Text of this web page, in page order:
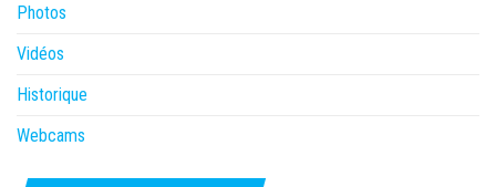
Photos
Vidéos
Historique
Webcams